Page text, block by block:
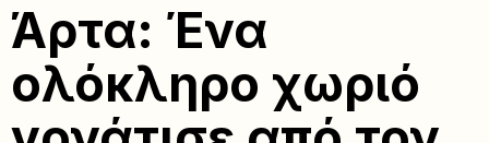
Άρτα: Ένα
ολόκληρο χωριό